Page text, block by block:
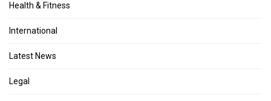
Health & Fitness
International
Latest News
Legal